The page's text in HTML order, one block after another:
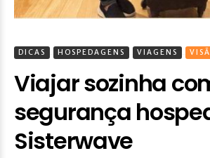
DICAS HOSPEDAGENS VIAGENS
Viajar sozinha
segurança
Sisterwave